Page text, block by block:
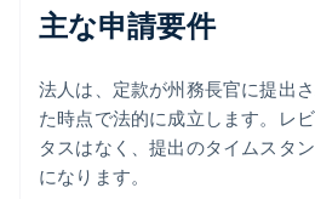
主な申請要件
法人は、定款が州務長官に提出
た時点で法的に成立します。レ
タスはなく、提出のタイムスタ
になります。